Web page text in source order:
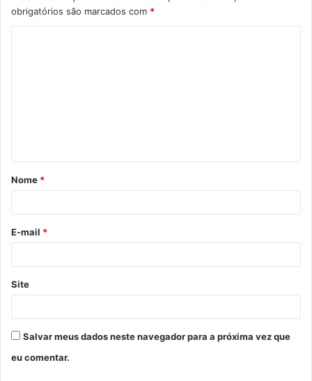
obrigatórios são marcados com *
á
r
*
Nome *
E-mail *
Site
Salvar meus dados neste navegador para a próxima vez que
eu comentar.